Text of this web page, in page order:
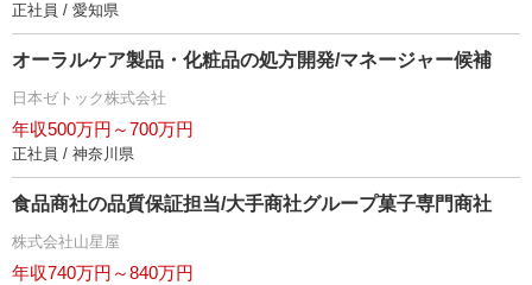
正社員 / 愛知県
オーラルケア製品・化粧品の処方開発/マネージャー候補
日本ゼトック株式会社
年収500万円～700万円
正社員 / 神奈川県
食品商社の品質保証担当/大手商社グループ菓子専門商社
株式会社山星屋
年収740万円～840万円